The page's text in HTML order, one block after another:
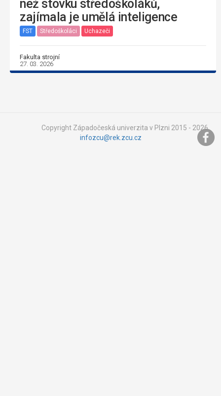
než stovku středoškoláků,
zajímala je umělá inteligence
FST Středoškoláci Uchazeči
Fakulta strojní
27. 03. 2026
Copyright Západočeská univerzita v Plzni 2015 - 2026,
infozcu@rek.zcu.cz